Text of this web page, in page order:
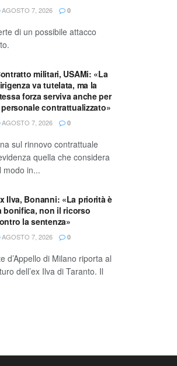
AGOSTO 7, 2026 0
di un possibile attacco
militari, USAMi: «La
va tutelata, ma la
forza serviva anche per
contrattualizzato»
AGOSTO 7, 2026 0
sul rinnovo contrattuale
quella che considera
modo in...
Ilva, Bonanni: «La priorità è
bonifica, non il ricorso
la sentenza»
AGOSTO 7, 2026 0
d’Appello di Milano riporta al
dell’ex Ilva di Taranto. Il